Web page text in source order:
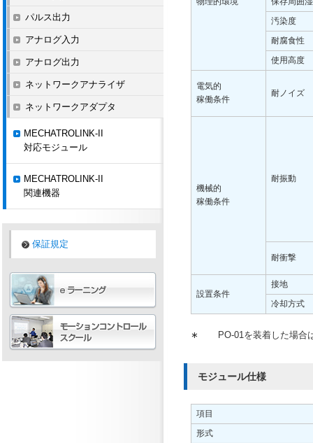
汚染度
耐腐食性
使用高度
電気的
稼働条件
耐ノイズ
機械的
稼働条件
耐振動
耐衝撃
設置条件
接地
冷却方式
∗ PO-01を装着した場
モジュール仕様
項目
形式
パルス出力
アナログ入力
アナログ出力
ネットワークアナライザ
ネットワークアダプタ
MECHATROLINK-II
対応モジュール
MECHATROLINK-II
関連機器
保証規定